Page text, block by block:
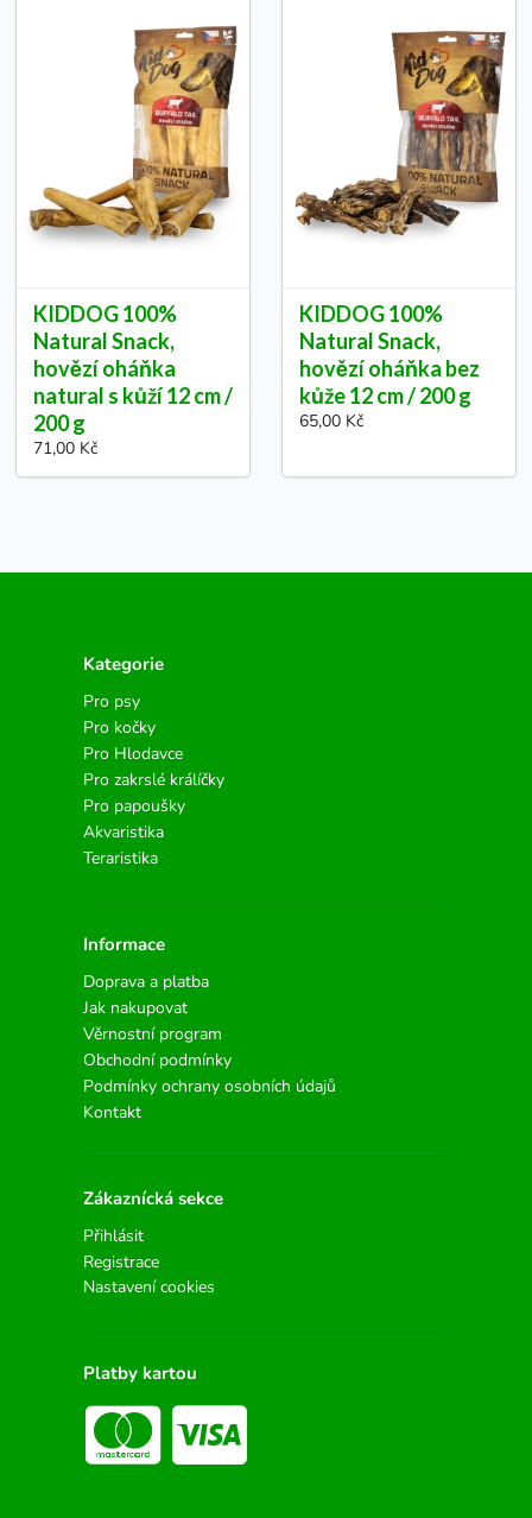
KIDDOG 100%
Natural Snack,
hovězí oháňka
natural s kůží 12 cm /
200 g
71,00 Kč
KIDDOG 100%
Natural Snack,
hovězí oháňka bez
kůže 12 cm / 200 g
65,00 Kč
Kategorie
Pro psy
Pro kočky
Pro Hlodavce
Pro zakrslé králíčky
Pro papoušky
Akvaristika
Teraristika
Informace
Doprava a platba
Jak nakupovat
Věrnostní program
Obchodní podmínky
Podmínky ochrany osobních údajů
Kontakt
Zákaznícká sekce
Přihlásit
Registrace
Nastavení cookies
Platby kartou